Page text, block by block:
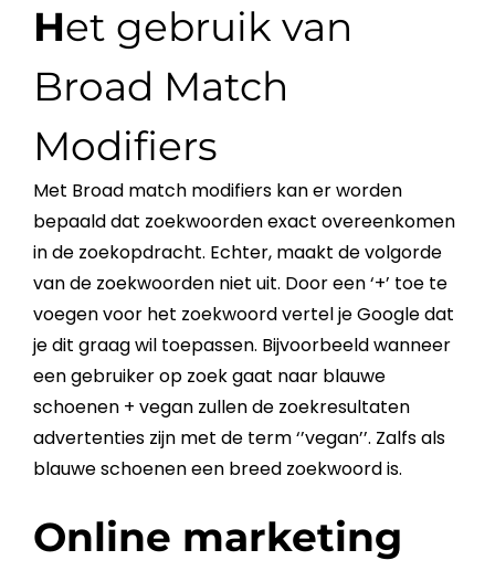
Het gebruik van
Broad Match
Modifiers
Met Broad match modifiers kan er worden
bepaald dat zoekwoordenexact overeenkomen
in de zoekopdracht. Echter, maakt de volgorde
van de zoekwoordenniet uit. Door een ‘+’ toe te
voegen voor het zoekwoord vertel jeGoogledat
je dit graag wil toepassen. Bijvoorbeeld wanneer
een gebruiker op zoek gaat naar blauwe
schoenen + vegan zullen de zoekresultaten
advertenties zijn met de term ‘’vegan’’. Zalfs als
blauwe schoenen een breed zoekwoord is.
Online marketing